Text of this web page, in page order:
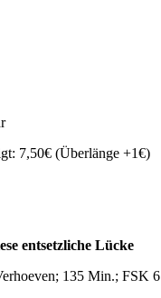
7,50€ (Überlänge +1€)
entsetzliche Lücke
135 Min.; FSK 6